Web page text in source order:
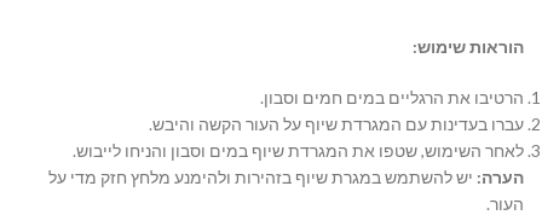
הוראות שימוש:
הרטיבו את הרגליים במים חמים וסבון.
עברו בעדינות עם המגרדת שיוף על העור הקשה והיבש.
לאחר השימוש, שטפו את המגרדת שיוף במים וסבון והניחו לייבוש.
הערה: יש להשתמש במגרת שיוף בזהירות ולהימנע מלחץ חזק מדי על
העור.